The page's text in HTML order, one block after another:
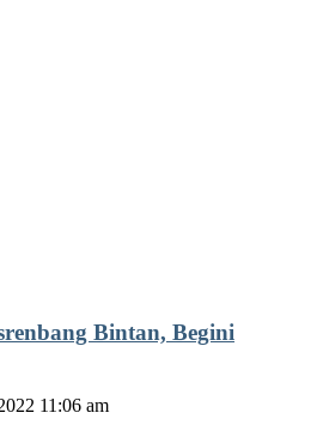
Bintan, Begini
11:06 am